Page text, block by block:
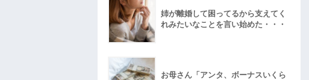
姉が離婚して困ってるから支えてく
れみたいなことを言い始めた・・・
お母さん「アンタ、ボーナスいくら